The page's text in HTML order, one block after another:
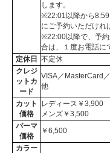
します。
※22:01以降から
にご予約いただけれ
※22:00以降で、予
合は、１度お電話に
定休日
不定休
クレジ
ットカ
ード
VISA／MasterCard
他
カット
価格
レディース￥3,900
メンズ￥3,500
パーマ
価格
￥6,500
カラー